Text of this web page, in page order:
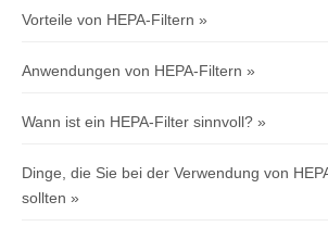
Vorteile von HEPA-Filtern
Anwendungen von HEPA-Filtern
Wann ist ein HEPA-Filter sinnvoll?
Dinge, die Sie bei der Verwendung von
sollten